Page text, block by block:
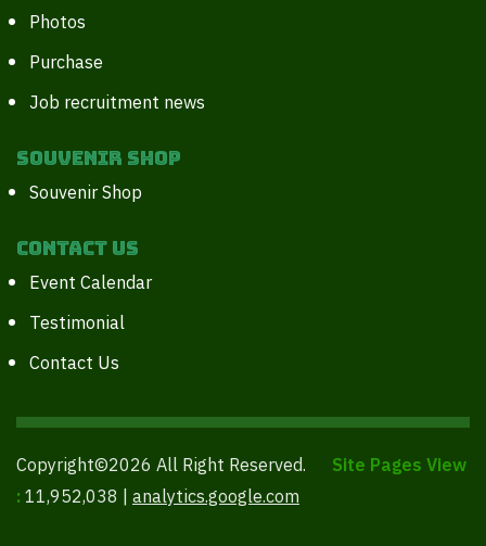
Photos
Purchase
Job recruitment news
Souvenir Shop
Souvenir Shop
Contact Us
Event Calendar
Testimonial
Contact Us
Copyright©2026 All Right Reserved.
Site Pages View
:11,952,038 |analytics.google.com